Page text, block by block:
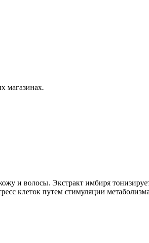
магазинах.
и волосы. Экстракт имбиря
клеток путем стимуляции